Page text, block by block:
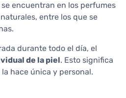
encuentran en los perfumes
entre los que se
durante todo el día, el
de la piel. Esto significa
hace única y personal.